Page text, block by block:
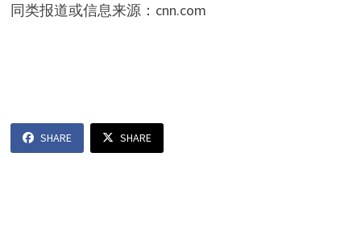
同类报道或信息来源：cnn.com
SHARE SHARE